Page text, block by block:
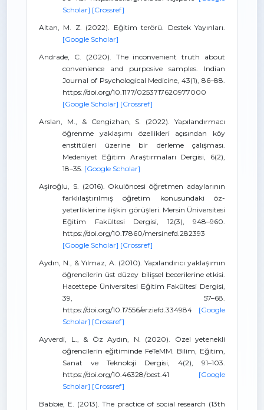
Scholar] [Crossref]
Altan, M. Z. (2022). Eğitim terörü. Destek Yayınları.
[Google Scholar]
Andrade, C. (2020). The inconvenient truth about
convenience and purposive samples. Indian
Journal of Psychological Medicine, 43(1), 86–88.
https://doi.org/10.1177/0253717620977000
[Google Scholar] [Crossref]
Arslan, M., & Cengizhan, S. (2022). Yapılandırmacı
öğrenme yaklaşımı özellikleri açısından köy
enstitüleri üzerine bir derleme çalışması.
Medeniyet Eğitim Araştırmaları Dergisi, 6(2),
18–35. [Google Scholar]
Aşiroğlu, S. (2016). Okulöncesi öğretmen adaylarının
farklılaştırılmış öğretim konusundaki öz-
yeterliklerine ilişkin görüşleri. Mersin Üniversitesi
Eğitim Fakültesi Dergisi, 12(3), 948–960.
https://doi.org/10.17860/mersinefd.282393
[Google Scholar] [Crossref]
Aydın, N., & Yılmaz, A. (2010). Yapılandırıcı yaklaşımın
öğrencilerin üst düzey bilişsel becerilerine etkisi.
Hacettepe Üniversitesi Eğitim Fakültesi Dergisi,
39, 57–68.
https://doi.org/10.17556/erziefd.334984 [Google
Scholar] [Crossref]
Ayverdi, L., & Öz Aydın, N. (2020). Özel yetenekli
öğrencilerin eğitiminde FeTeMM. Bilim, Eğitim,
Sanat ve Teknoloji Dergisi, 4(2), 91–103.
https://doi.org/10.46328/best.41 [Google
Scholar] [Crossref]
Babbie, E. (2013). The practice of social research (13th